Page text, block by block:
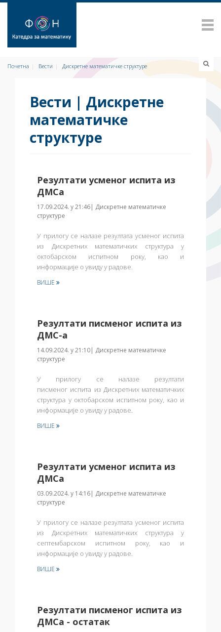
Почетна Вести Дискретне математичке структуре
Вести | Дискретне
математичке
структуре
Резултати усменог испита из
ДМСа
17.09.2024. у 21:46| Дискретне математичке
структуре
У прилогу се налазе резултата усменог испита
из Дискретних математичких структура у
октобарском испитном року, као и
информације о увиду у радове.
ВИШЕ
Резултати писменог испита из
ДМС-а
14.09.2024. у 21:10| Дискретне математичке
структуре
У прилогу се налазе резултати
писменог испита из Дискретних математичких
структура у октобарском испитном року, као и
информације о увиду у радове.
ВИШЕ
Резултати усменог испита из
ДМСа
03.09.2024. у 14:16| Дискретне математичке
структуре
У прилогу се налазе резултата усменог испита
из Дискретних математичких структура у
септембарском испитном року, као и
информације о увиду у радове.
ВИШЕ
Резултати писменог испита из
ДМСа - остатак